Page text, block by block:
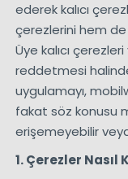
ederek kalıcı
çerezlerini hem de
Üye kalıcı
reddetmesi
uygulamayı,
fakat söz konusu
erişemeyebilir veya
1. Çerezler Nasıl